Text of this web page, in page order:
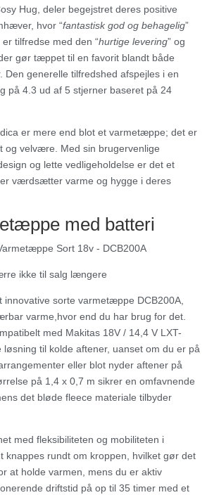
Hug, deler begejstret deres positive
hvor “fantastisk god og behagelig”
tilfredse med den “hurtige levering” og
gør tæppet til en favorit blandt både
Den generelle tilfredshed afspejles i en
på 4.3 ud af 5 stjerner baseret på 24
er mere end blot et varmetæppe; det er
og velvære. Med sin brugervenlige
og lette vedligeholdelse er det et
værdsætter varme og hygge i deres
med batteri
ikke til salg længere
innovative sorte varmetæppe DCB200A,
varme, hvor end du har brug for det.
med Makitas 18V / 14,4 V LXT-
løsning til kolde aftener, uanset om du er på
eller blot nyder aftener på
på 1,4 x 0,7 m sikrer en omfavnende
det bløde fleece materiale tilbyder
med fleksibiliteten og mobiliteten i
knappes rundt om kroppen, hvilket gør det
at holde varmen, mens du er aktiv
driftstid på op til 35 timer med et